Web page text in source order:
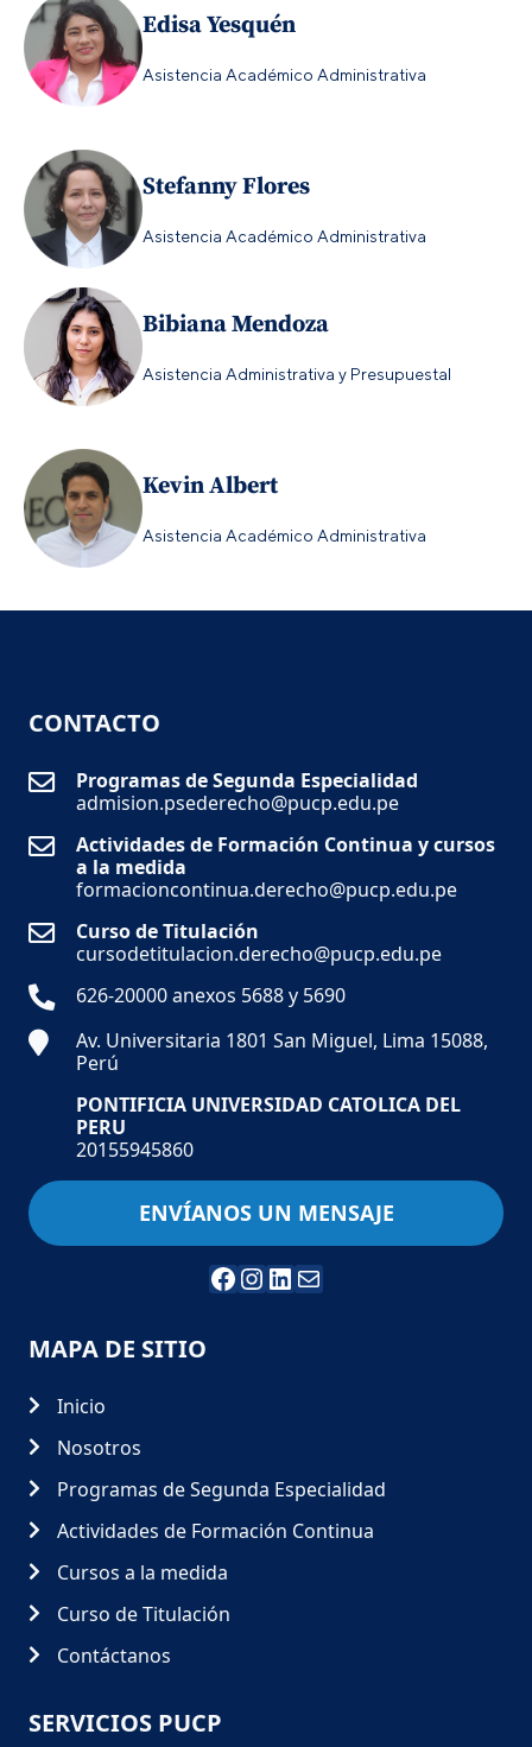
Edisa Yesquén
Asistencia Académico Administrativa
Stefanny Flores
Asistencia Académico Administrativa
Bibiana Mendoza
Asistencia Administrativa y Presupuestal
Kevin Albert
Asistencia Académico Administrativa
CONTACTO
Programas de Segunda Especialidad
admision.psederecho@pucp.edu.pe
Actividades de Formación Continua y cursos
a la medida
formacioncontinua.derecho@pucp.edu.pe
Curso de Titulación
cursodetitulacion.derecho@pucp.edu.pe
626-20000 anexos 5688 y 5690
Av. Universitaria 1801 San Miguel, Lima 15088,
Perú
PONTIFICIA UNIVERSIDAD CATOLICA DEL
PERU
20155945860
ENVÍANOS UN MENSAJE
MAPA DE SITIO
Inicio
Nosotros
Programas de Segunda Especialidad
Actividades de Formación Continua
Cursos a la medida
Curso de Titulación
Contáctanos
SERVICIOS PUCP